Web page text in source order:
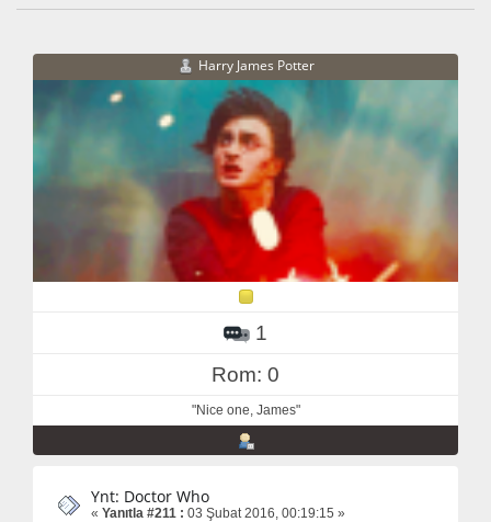
Harry James Potter
1
Rom: 0
"Nice one, James"
Ynt: Doctor Who
« Yanıtla #211 : 03 Şubat 2016, 00:19:15 »